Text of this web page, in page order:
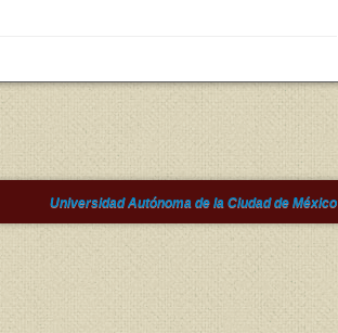
Universidad Autónoma de la Ciudad de México